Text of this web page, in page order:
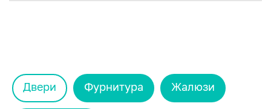
Двери Фурнитура Жалюзи